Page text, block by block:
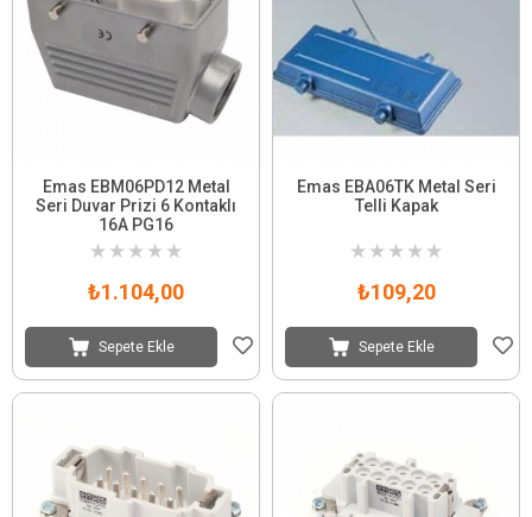
Emas EBM06PD12 Metal
Seri Duvar Prizi 6 Kontaklı
16A PG16
★ ★ ★ ★ ★
₺1.104,00
Sepete Ekle
Emas EBA06TK Metal Seri
Telli Kapak
★ ★ ★ ★ ★
₺109,20
Sepete Ekle